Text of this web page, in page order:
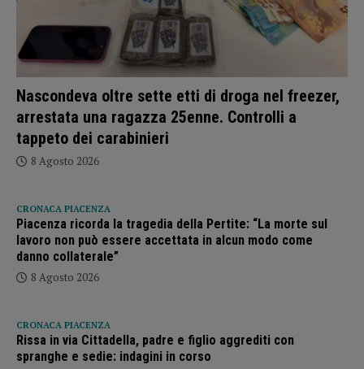
Nascondeva oltre sette etti di droga nel freezer,
arrestata una ragazza 25enne. Controlli a
tappeto dei carabinieri
8 Agosto 2026
CRONACA PIACENZA
Piacenza ricorda la tragedia della Pertite: “La morte sul
lavoro non può essere accettata in alcun modo come
danno collaterale”
8 Agosto 2026
CRONACA PIACENZA
Rissa in via Cittadella, padre e figlio aggrediti con
spranghe e sedie: indagini in corso